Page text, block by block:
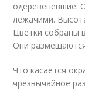
одеревеневшие.
лежачими.
Цветки собраны
Они
Что касается
чрезвычайное